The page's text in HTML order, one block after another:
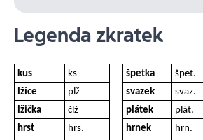
Legenda zkratek
kus ks špetka
špet.
lžíce
plž svazek
svaz.
lžička
člž plátek
plát.
hrst
hrs. hrnek
hrn.